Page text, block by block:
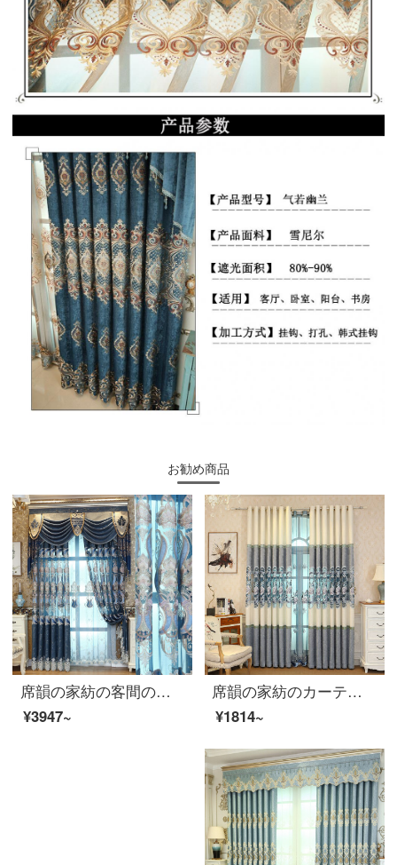
お勧め商品
席韻の家紡の客間の寝室は遮光して刺繍の窓のカーテンのカーテンの窓の紗を使って、同じ種類の窓のカーテンを注文して作らせて、幅1メートル*高さ2.7メートルの単価(4本の爪の鉤)を高くすることができます。
¥3947~
席韻の家紡のカーテン中国式のカーテンのリビングルームのシェニールの遮光の布のカーテンは青い海の青い空-青い布のオーダーメイドの幅1メートル*高さ2.7メートルの単価(韓国のしわのフック)を高くすることができます。
¥1814~